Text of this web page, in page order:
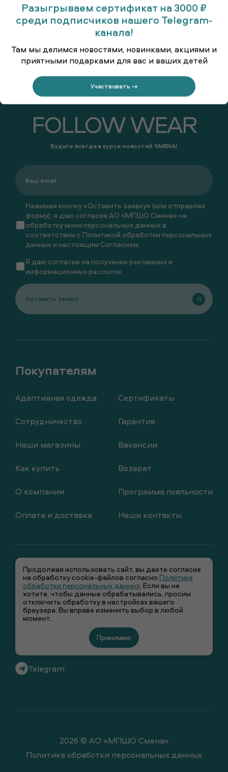
Адаптивная одежда
Сотрудничество
Наши магазины
Как купить
О компании
Оплата и доставка
Сертификаты
Гарантия
Вакансии
Возврат
Программа лояльности
Наши контакты
+7 (495) 66-00-106
info@smenawear.ru
Telegram
FOLLOW WEAR
Будьте всегда в курсе новостей SMENA!
Нажимая кнопку «Оставить заявку» (или отправляя
форму), я даю согласие АО «МПШО Смена» на
обработку моих персональных данных в
соответствии с Политикой обработки персональных
данных и настоящим Согласием.
Я даю согласие на получение рекламных и
информационных рассылок
Оставить заявку
2026 © АО «МПШО Смена»
Политика обработки персональных данных
Разыгрываем сертификат на 3000 ₽
среди подписчиков нашего Telegram-
канала!
Там мы делимся новостями, новинками, акциями и
приятными подарками для вас и ваших детей
Участвовать →
Продолжая использовать сайт, вы даете согласие
на обработку cookie-файлов согласно Политике
обработки персональных данных. Если вы не
хотите, чтобы данные обрабатывались, просим
отключить обработку в настройках вашего
браузера. Вы вправе изменить выбор в любой
момент.
Принимаю